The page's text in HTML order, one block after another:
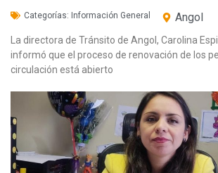
Categorías: Información General Angol
La directora de Tránsito de Angol, Carolina
informó que el proceso de renovación de los
circulación está abierto